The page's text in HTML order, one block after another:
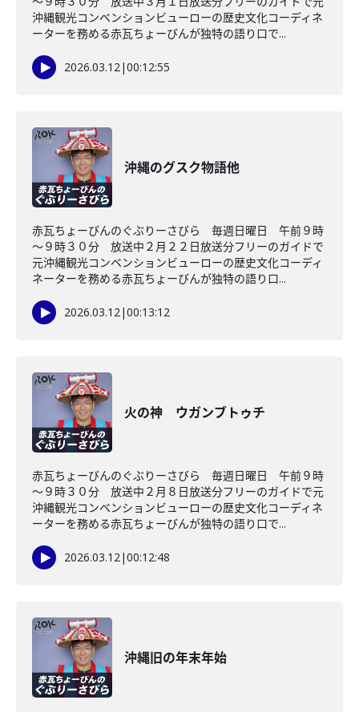
沖縄観光コンベンションビューローの歴史文化コーディネ
ーターを務める赤瓦ちょーびんが独特の語り口で...
2026.03.12|00:12:55
沖縄のグスク物語他
赤瓦ちょーびんのぐぶりーさびら 毎週日曜日 午前９時
～９時３０分 放送中２月２２日放送分フリーのガイドで
元沖縄観光コンベンションビューローの歴史文化コーディ
ネーターを務める赤瓦ちょーびんが独特の語り口...
2026.03.12|00:13:12
火の神 ウガンブトゥチ
赤瓦ちょーびんのぐぶりーさびら 毎週日曜日 午前９時
～９時３０分 放送中２月８日放送分フリーのガイドで元
沖縄観光コンベンションビューローの歴史文化コーディネ
ーターを務める赤瓦ちょーびんが独特の語り口で...
2026.03.12|00:12:48
沖縄旧の年末年始